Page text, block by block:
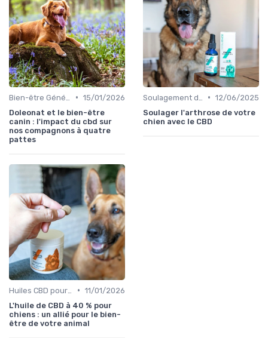
• 15/01/2026
Doleonat et le bien-être
canin : l'impact du cbd sur
nos compagnons à quatre
pattes
• 12/06/2025
Soulager l'arthrose de votre
chien avec le CBD
• 11/01/2026
L'huile de CBD à 40 % pour
chiens : un allié pour le bien-
être de votre animal